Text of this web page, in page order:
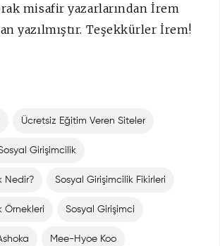
misafir yazarlarından İrem
yazılmıştır. Teşekkürler İrem!
Ücretsiz Eğitim Veren Siteler
Girişimcilik
Nedir? Sosyal Girişimcilik Fikirleri
Örnekleri Sosyal Girişimci
Mee-Hyoe Koo